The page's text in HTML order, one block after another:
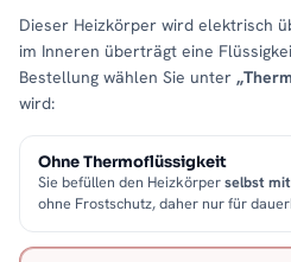
Dieser Heizkörper wird elektrisch
im Inneren überträgt eine
Bestellung wählen Sie unter
wird:
Ohne Thermoflüssigkeit
Sie befüllen den Heizkörperselbst
ohne Frostschutz, daher nur für